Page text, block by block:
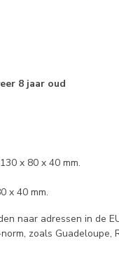
8 jaar oud
x 80 x 40 mm.
x 40 mm.
naar adressen in de
zoals Guadeloupe,